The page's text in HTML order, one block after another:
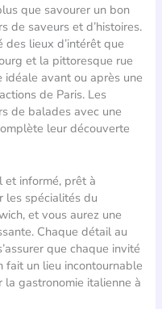
que savourer un bon
de saveurs et d’histoires.
lieux d’intérêt que
et la pittoresque rue
idéale avant ou après une
de Paris. Les
de balades avec une
leur découverte
et informé, prêt à
les spécialités du
et vous aurez une
Chaque détail au
que chaque invité
fait un lieu incontournable
gastronomie italienne à